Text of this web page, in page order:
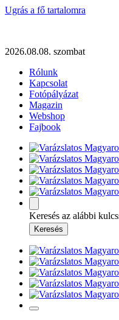
Ugrás a fő tartalomra
2026.08.08. szombat
Rólunk
Kapcsolat
Fotópályázat
Magazin
Webshop
Fajbook
Keresés az alábbi